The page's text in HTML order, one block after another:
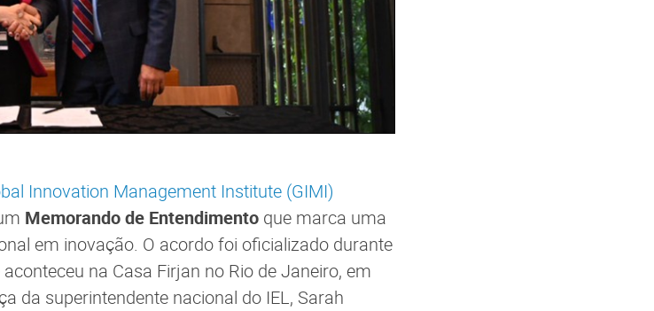
Innovation Management Institute (GIMI)
Memorando de Entendimento que marca uma
em inovação. O acordo foi oficializado durante
aconteceu na Casa Firjan no Rio de Janeiro, em
da superintendente nacional do IEL, Sarah